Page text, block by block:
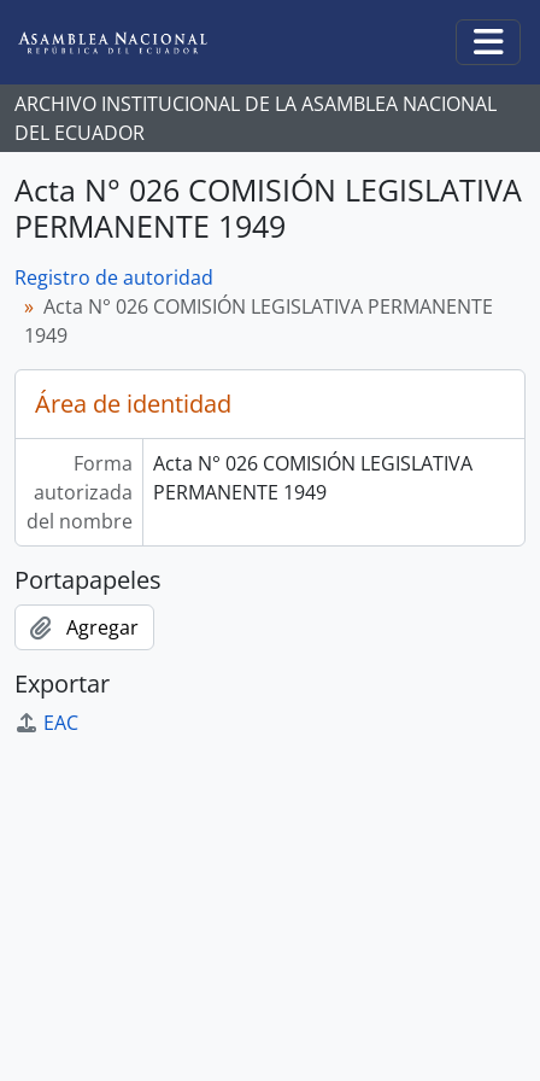
ARCHIVO INSTITUCIONAL DE LA ASAMBLEA NACIONAL
DEL ECUADOR
Acta N° 026 COMISIÓN LEGISLATIVA
PERMANENTE 1949
Registro de autoridad
Acta N° 026 COMISIÓN LEGISLATIVA PERMANENTE
1949
Área de identidad
Forma
autorizada
del nombre
Acta N° 026 COMISIÓN LEGISLATIVA
PERMANENTE 1949
Portapapeles
Agregar
Exportar
EAC